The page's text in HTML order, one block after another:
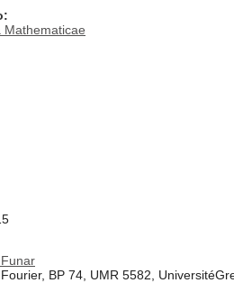
Mathematicae
BP 74, UMR 5582,